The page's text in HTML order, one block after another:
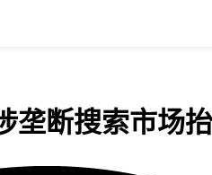
垄断搜索市场